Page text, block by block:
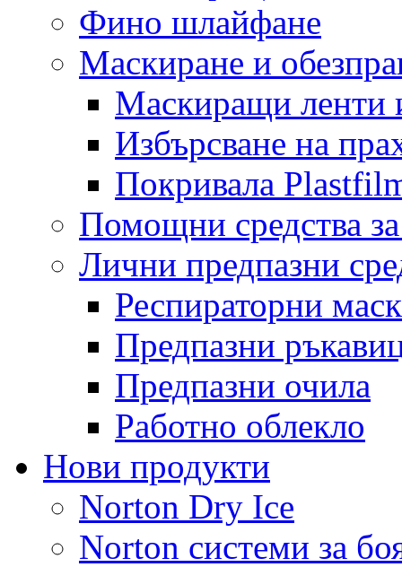
Фино шлайфане
Маскиране и
Маскиращи ленти
Избърсване на
Покривала
Помощни средства
Лични предпазни
Респираторни
Предпазни
Предпазни очила
Работно облекло
Нови продукти
Norton Dry Ice
Norton системи за